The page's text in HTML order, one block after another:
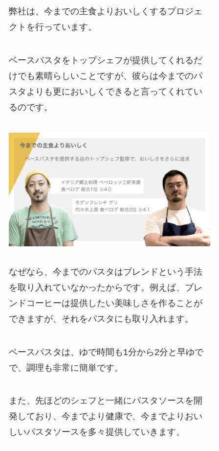
弊社は、今までの主食よりおいしくするプロジェ
クトを行っています。
ベースパスタをトップシェフが提供してくれるだ
けでも素晴らしいことですが、彼らは今までのパ
スタよりも更においしくできると言ってくれてい
るのです。
なぜなら、今までのパスタはブレンドという手法
を取り入れていなかったからです。例えば、ブレ
ンドコーヒーは提供したい美味しさを作ることが
できますが、それをパスタにも取り入れます。
ベースパスタは、ゆで時間も1分から2分と早ゆで
で、調理も非常に簡単です。
また、先ほどのシェフと一緒にパスタソースを開
発しており、今までより健康で、今までよりおい
しいパスタソースを多々提供していきます。